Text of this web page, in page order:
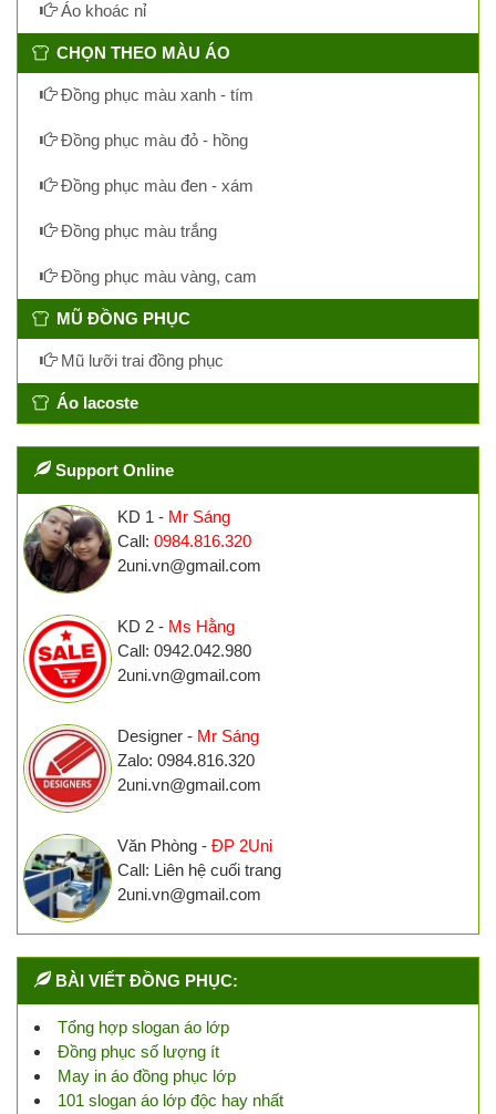
Áo khoác nỉ
CHỌN THEO MÀU ÁO
Đồng phục màu xanh - tím
Đồng phục màu đỏ - hồng
Đồng phục màu đen - xám
Đồng phục màu trắng
Đồng phục màu vàng, cam
MŨ ĐỒNG PHỤC
Mũ lưỡi trai đồng phục
Áo lacoste
Support Online
KD 1 - Mr Sáng
Call: 0984.816.320
2uni.vn@gmail.com
KD 2 - Ms Hằng
Call: 0942.042.980
2uni.vn@gmail.com
Designer - Mr Sáng
Zalo: 0984.816.320
2uni.vn@gmail.com
Văn Phòng - ĐP 2Uni
Call: Liên hệ cuối trang
2uni.vn@gmail.com
BÀI VIẾT ĐỒNG PHỤC:
Tổng hợp slogan áo lớp
Đồng phục số lượng ít
May in áo đồng phục lớp
101 slogan áo lớp độc hay nhất